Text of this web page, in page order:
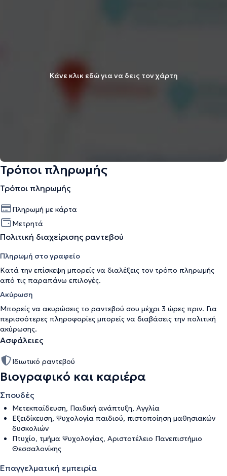
Κάνε κλικ εδώ για να δεις τον χάρτη
Τρόποι πληρωμής
Τρόποι πληρωμής
Πληρωμή με κάρτα
Μετρητά
Πολιτική διαχείρισης ραντεβού
Πληρωμή στο γραφείο
Κατά την επίσκεψη μπορείς να διαλέξεις τον τρόπο πληρωμής
από τις παραπάνω επιλογές.
Ακύρωση
Μπορείς να ακυρώσεις το ραντεβού σου μέχρι 3 ώρες πριν. Για
περισσότερες πληροφορίες μπορείς να διαβάσεις την πολιτική
ακύρωσης.
Ασφάλειες
Ιδιωτικό ραντεβού
Βιογραφικό και καριέρα
Σπουδές
Μετεκπαίδευση, Παιδική ανάπτυξη, Αγγλία
Εξειδίκευση, Ψυχολογία παιδιού, πιστοποίηση μαθησιακών
δυσκολιών
Πτυχίο, τμήμα Ψυχολογίας, Αριστοτέλειο Πανεπιστήμιο
Θεσσαλονίκης
Επαγγελματική εμπειρία